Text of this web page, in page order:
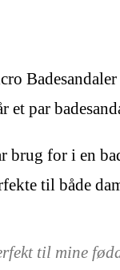
par
brug for i en
til både
til mine